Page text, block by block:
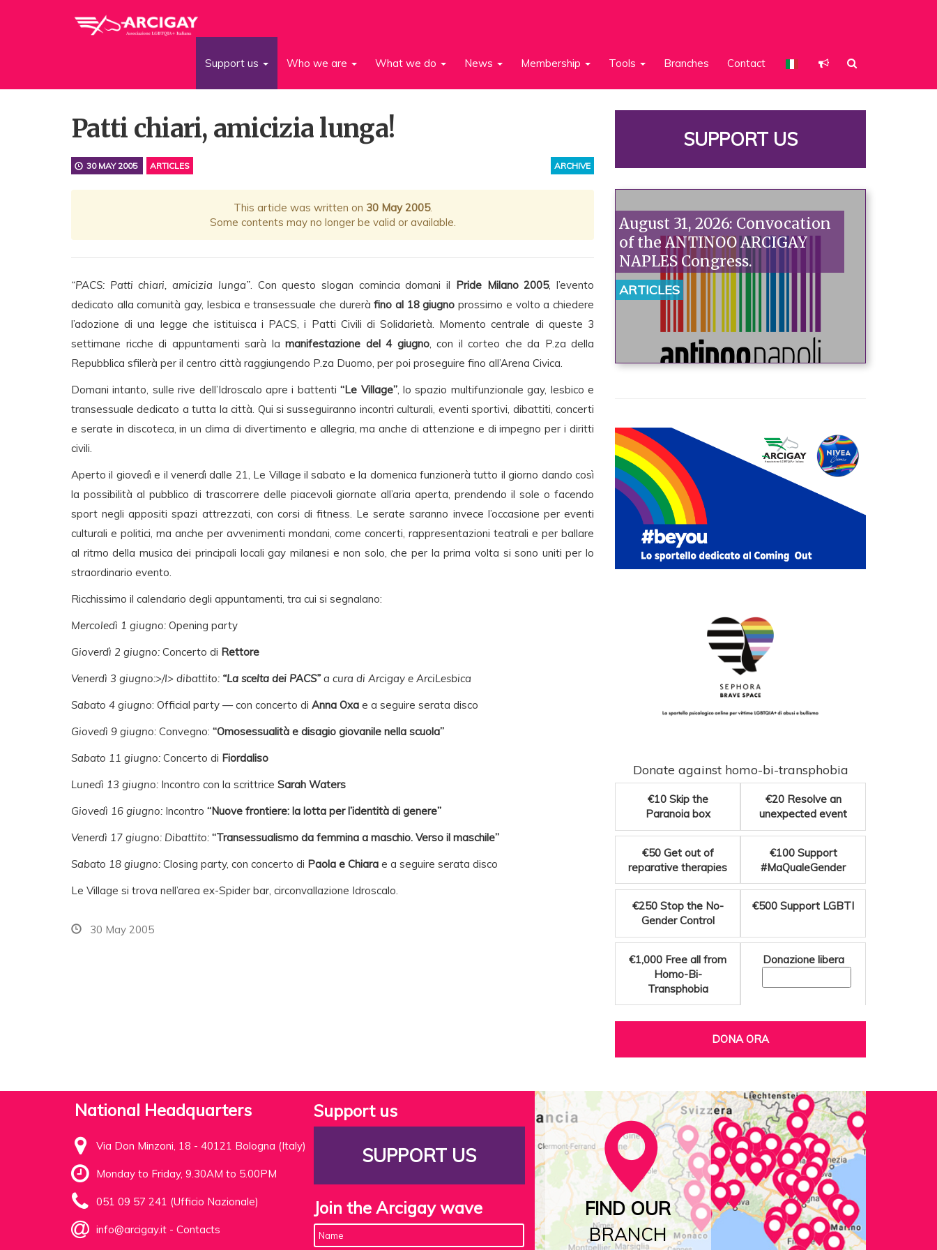
Support us Who we are What we do News Membership Tools Branches Contact
Patti chiari, amicizia lunga!
ARCHIVE
30 MAY 2005 ARTICLES
This article was written on 30 May 2005.
Some contents may no longer be valid or available.
“PACS: Patti chiari, amicizia lunga”. Con questo slogan comincia domani il Pride Milano 2005, l’evento
dedicato alla comunità gay, lesbica e transessuale che dureràfino al 18 giugno prossimo e volto a chiedere
l’adozione di una legge che istituisca i PACS, i Patti Civili di Solidarietà. Momento centrale di queste 3
settimane ricche di appuntamenti sarà la manifestazione del 4 giugno, con il corteo che da P.za della
Repubblica sfilerà per il centro città raggiungendo P.za Duomo, per poi proseguire fino all’Arena Civica.
Domani intanto, sulle rive dell’Idroscalo apre i battenti“Le Village”, lo spazio multifunzionale gay, lesbico e
transessuale dedicato a tutta la città. Qui si susseguiranno incontri culturali, eventi sportivi, dibattiti, concerti
e serate in discoteca, in un clima di divertimento e allegria, ma anche di attenzione e di impegno per i diritti
civili.
Aperto il giovedì e il venerdì dalle 21, Le Village il sabato e la domenica funzionerà tutto il giorno dando così
la possibilità al pubblico di trascorrere delle piacevoli giornate all’aria aperta, prendendo il sole o facendo
sport negli appositi spazi attrezzati, con corsi di fitness. Le serate saranno invece l’occasione per eventi
culturali e politici, ma anche per avvenimenti mondani, come concerti, rappresentazioni teatrali e per ballare
al ritmo della musica dei principali locali gay milanesi e non solo, che per la prima volta si sono uniti per lo
straordinario evento.
Ricchissimo il calendario degli appuntamenti, tra cui si segnalano:
Mercoledì 1 giugno: Opening party
Gioverdì 2 giugno: Concerto di Rettore
Venerdì 3 giugno:>/I> dibattito: “La scelta dei PACS”a cura di Arcigay e ArciLesbica
Sabato 4 giugno: Official party — con concerto di Anna Oxa e a seguire serata disco
Giovedì 9 giugno: Convegno: “Omosessualità e disagio giovanile nella scuola”
Sabato 11 giugno: Concerto di Fiordaliso
Lunedì 13 giugno: Incontro con la scrittrice Sarah Waters
Giovedì 16 giugno: Incontro “Nuove frontiere: la lotta per l’identità di genere”
Venerdì 17 giugno: Dibattito: “Transessualismo da femmina a maschio. Verso il maschile”
Sabato 18 giugno: Closing party, con concerto di Paola e Chiara e a seguire serata disco
Le Village si trova nell’area ex-Spider bar, circonvallazione Idroscalo.
30 May 2005
SUPPORT US
August 31, 2026: Convocation
of the ANTINOO ARCIGAY
NAPLES Congress.
ARTICLES
Donate against homo-bi-transphobia
€10 Skip the
Paranoia box
€20 Resolve an
unexpected event
€50 Get out of
reparative therapies
€100 Support
#MaQualeGender
€250 Stop the No-
Gender Control
€500 Support LGBTI
€1,000 Free all from
Homo-Bi-
Transphobia
Donazione libera
DONA ORA
National Headquarters
Via Don Minzoni, 18 - 40121 Bologna (Italy)
Monday to Friday, 9.30AM to 5.00PM
051 09 57 241 (Ufficio Nazionale)
info@arcigay.it - Contacts
Support us
SUPPORT US
Join the Arcigay wave
FIND OUR
BRANCH